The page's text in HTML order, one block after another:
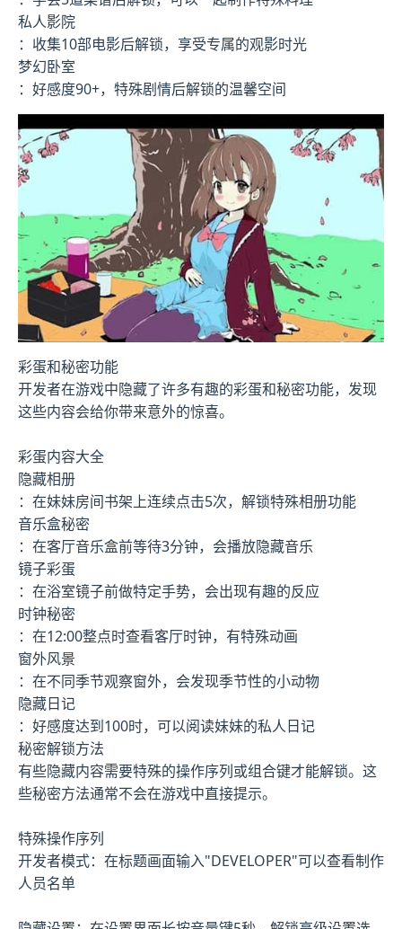
私人影院
：收集10部电影后解锁，享受专属的观影时光
梦幻卧室
：好感度90+，特殊剧情后解锁的温馨空间
彩蛋和秘密功能
开发者在游戏中隐藏了许多有趣的彩蛋和秘密功能，发现
这些内容会给你带来意外的惊喜。
彩蛋内容大全
隐藏相册
：在妹妹房间书架上连续点击5次，解锁特殊相册功能
音乐盒秘密
：在客厅音乐盒前等待3分钟，会播放隐藏音乐
镜子彩蛋
：在浴室镜子前做特定手势，会出现有趣的反应
时钟秘密
：在12:00整点时查看客厅时钟，有特殊动画
窗外风景
：在不同季节观察窗外，会发现季节性的小动物
隐藏日记
：好感度达到100时，可以阅读妹妹的私人日记
秘密解锁方法
有些隐藏内容需要特殊的操作序列或组合键才能解锁。这
些秘密方法通常不会在游戏中直接提示。
特殊操作序列
开发者模式：在标题画面输入"DEVELOPER"可以查看制作
人员名单